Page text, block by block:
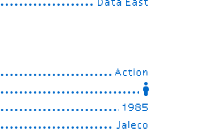
Data East
Action
1985
Jaleco